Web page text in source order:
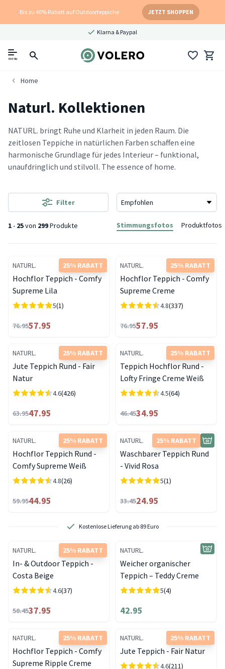
Bis zu 40% Rabatt auf Outdoorteppiche JETZT SHOPPEN
Klarna & Paypal
menu
Home
Naturl. Kollektionen
NATURL. bringt Ruhe und Klarheit in jeden Raum. Die
zeitlosen Teppiche in natürlichen Farben schaffen eine
harmonische Grundlage für jedes Interieur – funktional,
unaufdringlich und stilvoll. The essence of home.
1- 25von 299Produkte
Filter
Stimmungsfotos Produktfotos
25% RABATT
NATURL.
Hochflor Teppich - Comfy
Supreme Lila
5(1)
76.9557.95
25% RABATT
NATURL.
Hochflor Teppich - Comfy
Supreme Creme
4.8(337)
76.9557.95
25% RABATT
NATURL.
Jute Teppich Rund - Fair
Natur
4.6(426)
63.9547.95
25% RABATT
NATURL.
Teppich Hochflor Rund -
Lofty Fringe Creme Weiß
4.5(64)
46.4534.95
25% RABATT
NATURL.
Hochflor Teppich Rund -
Comfy Supreme Weiß
4.8(26)
59.9544.95
25% RABATT
NATURL.
Waschbarer Teppich Rund
- Vivid Rosa
5(1)
33.4524.95
Kostenlose Lieferung ab 89 Euro
25% RABATT
NATURL.
In- & Outdoor Teppich -
Costa Beige
4.6(37)
50.4537.95
NATURL.
Weicher organischer
Teppich – Teddy Creme
5(4)
42.95
25% RABATT
NATURL.
Hochflor Teppich - Comfy
Supreme Ripple Creme
25% RABATT
NATURL.
Jute Teppich - Fair Natur
4.6(211)